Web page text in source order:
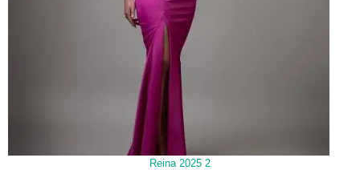
Reina 2025 2